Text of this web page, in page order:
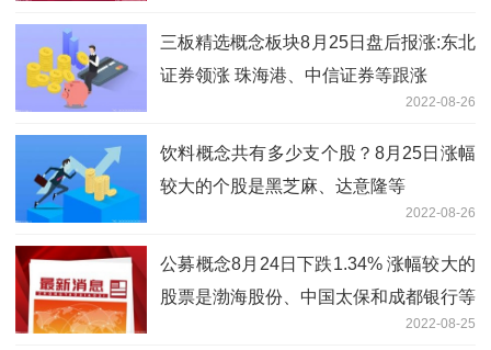
三板精选概念板块8月25日盘后报涨:东北
证券领涨 珠海港、中信证券等跟涨
2022-08-26
饮料概念共有多少支个股？8月25日涨幅
较大的个股是黑芝麻、达意隆等
2022-08-26
公募概念8月24日下跌1.34% 涨幅较大的
股票是渤海股份、中国太保和成都银行等
2022-08-25